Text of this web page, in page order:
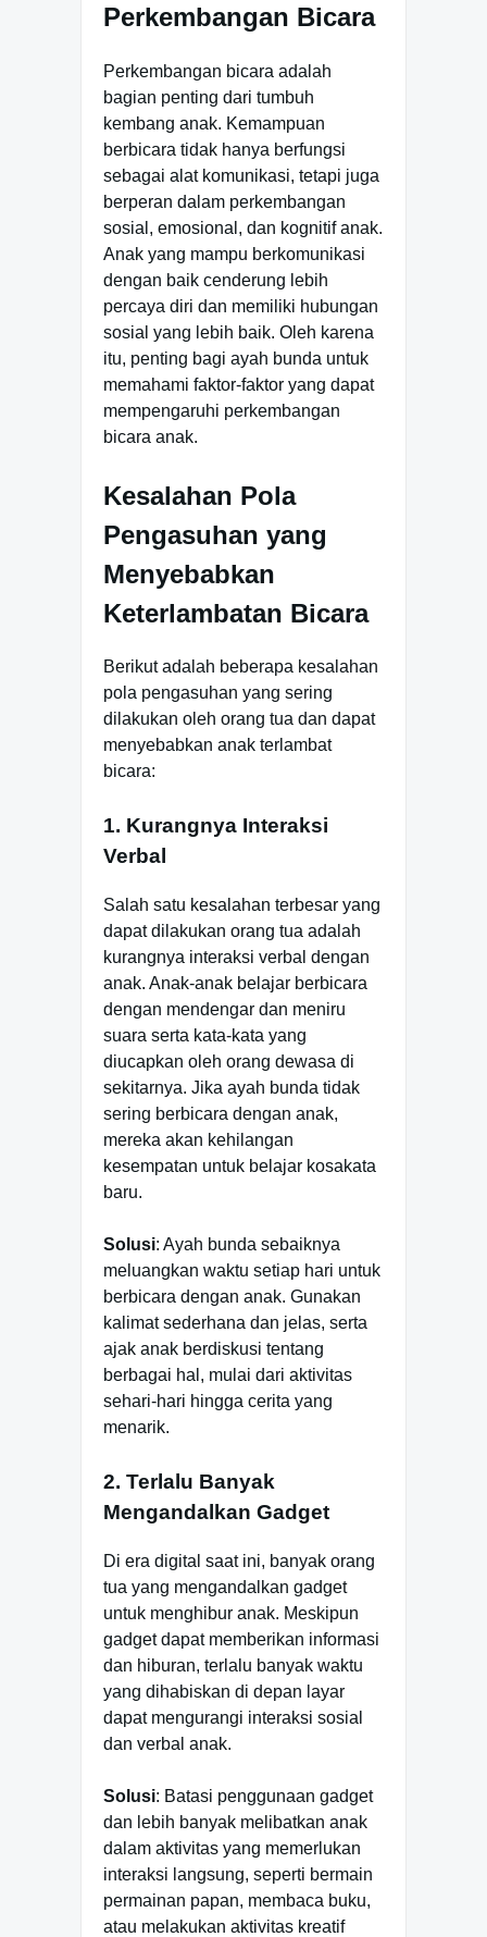
Perkembangan Bicara
Perkembangan bicara adalah
bagian penting dari tumbuh
kembang anak. Kemampuan
berbicara tidak hanya berfungsi
sebagai alat komunikasi, tetapi juga
berperan dalam perkembangan
sosial, emosional, dan kognitif anak.
Anak yang mampu berkomunikasi
dengan baik cenderung lebih
percaya diri dan memiliki hubungan
sosial yang lebih baik. Oleh karena
itu, penting bagi ayah bunda untuk
memahami faktor-faktor yang dapat
mempengaruhi perkembangan
bicara anak.
Kesalahan Pola
Pengasuhan yang
Menyebabkan
Keterlambatan Bicara
Berikut adalah beberapa kesalahan
pola pengasuhan yang sering
dilakukan oleh orang tua dan dapat
menyebabkan anak terlambat
bicara:
1. Kurangnya Interaksi
Verbal
Salah satu kesalahan terbesar yang
dapat dilakukan orang tua adalah
kurangnya interaksi verbal dengan
anak. Anak-anak belajar berbicara
dengan mendengar dan meniru
suara serta kata-kata yang
diucapkan oleh orang dewasa di
sekitarnya. Jika ayah bunda tidak
sering berbicara dengan anak,
mereka akan kehilangan
kesempatan untuk belajar kosakata
baru.
Solusi: Ayah bunda sebaiknya
meluangkan waktu setiap hari untuk
berbicara dengan anak. Gunakan
kalimat sederhana dan jelas, serta
ajak anak berdiskusi tentang
berbagai hal, mulai dari aktivitas
sehari-hari hingga cerita yang
menarik.
2. Terlalu Banyak
Mengandalkan Gadget
Di era digital saat ini, banyak orang
tua yang mengandalkan gadget
untuk menghibur anak. Meskipun
gadget dapat memberikan informasi
dan hiburan, terlalu banyak waktu
yang dihabiskan di depan layar
dapat mengurangi interaksi sosial
dan verbal anak.
Solusi: Batasi penggunaan gadget
dan lebih banyak melibatkan anak
dalam aktivitas yang memerlukan
interaksi langsung, seperti bermain
permainan papan, membaca buku,
atau melakukan aktivitas kreatif